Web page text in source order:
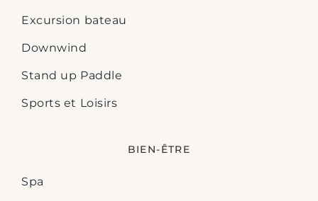
Excursion bateau
Downwind
Stand up Paddle
Sports et Loisirs
BIEN-ÊTRE
Spa